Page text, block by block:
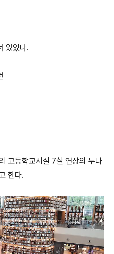
있었다.
고등학교시절 7살 연상의 누나
한다.